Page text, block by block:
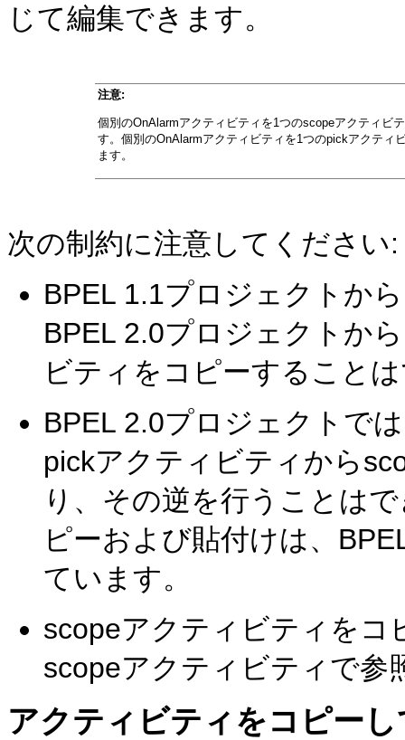
じて編集できます。
注意:
個別のOnAlarmアクティビティを1つのscopeアクティビ
す。個別のOnAlarmアクティビティを1つのpickアクティ
ます。
次の制約に注意してください:
BPEL 1.1プロジェクトか
BPEL 2.0プロジェクトか
ビティをコピーすること
BPEL 2.0プロジェクトで
pickアクティビティから
り、その逆を行うことは
ピーおよび貼付けは、
ています。
scopeアクティビティをコ
scopeアクティビティで参
アクティビティをコピー